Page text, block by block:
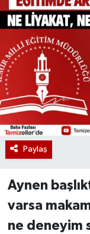
Paylaş
Aynen
varsa
ne deneyim